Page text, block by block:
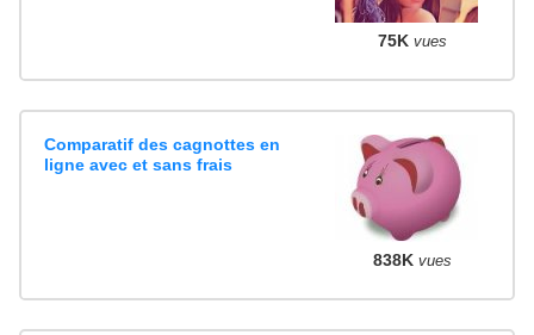
75K vues
Comparatif des cagnottes en
ligne avec et sans frais
838K vues